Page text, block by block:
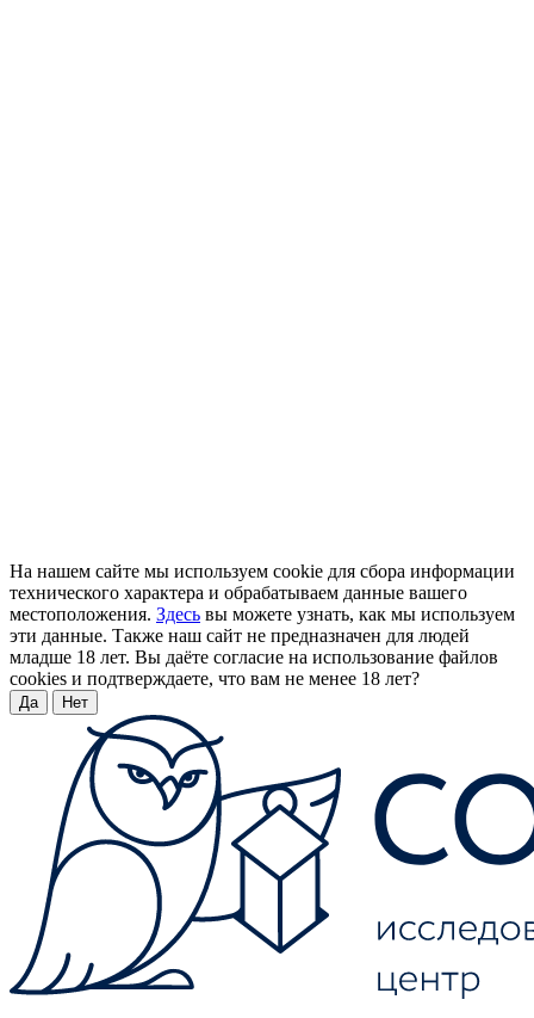
На нашем сайте мы используем cookie для сбора информации
технического характера и обрабатываем данные вашего
местоположения. Здесь вы можете узнать, как мы используем
эти данные. Также наш сайт не предназначен для людей
младше 18 лет. Вы даёте согласие на использование файлов
cookies и подтверждаете, что вам не менее 18 лет?
Да Нет